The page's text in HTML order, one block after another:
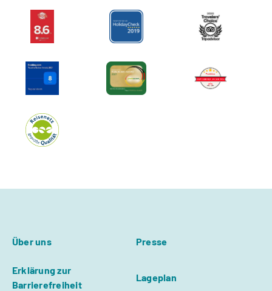
Über uns Presse
Erklärung zur
Barrierefreiheit
Lageplan